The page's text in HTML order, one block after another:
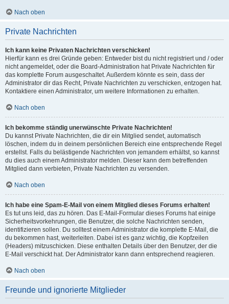
Nach oben
Private Nachrichten
Ich kann keine Privaten Nachrichten verschicken!
Hierfür kann es drei Gründe geben: Entweder bist du nicht registriert und / oder
nicht angemeldet, oder die Board-Administration hat Private Nachrichten für
das komplette Forum ausgeschaltet. Außerdem könnte es sein, dass der
Administrator dir das Recht, Private Nachrichten zu verschicken, entzogen hat.
Kontaktiere einen Administrator, um weitere Informationen zu erhalten.
Nach oben
Ich bekomme ständig unerwünschte Private Nachrichten!
Du kannst Private Nachrichten, die dir ein Mitglied sendet, automatisch
löschen, indem du in deinem persönlichen Bereich eine entsprechende Regel
erstellst. Falls du belästigende Nachrichten von jemandem erhältst, so kannst
du dies auch einem Administrator melden. Dieser kann dem betreffenden
Mitglied dann verbieten, Private Nachrichten zu versenden.
Nach oben
Ich habe eine Spam-E-Mail von einem Mitglied dieses Forums erhalten!
Es tut uns leid, das zu hören. Das E-Mail-Formular dieses Forums hat einige
Sicherheitsvorkehrungen, die Benutzer, die solche Nachrichten senden,
identifizieren sollen. Du solltest einem Administrator die komplette E-Mail, die
du bekommen hast, weiterleiten. Dabei ist es ganz wichtig, die Kopfzeilen
(Headers) mitzuschicken. Diese enthalten Details über den Benutzer, der die
E-Mail verschickt hat. Der Administrator kann dann entsprechend reagieren.
Nach oben
Freunde und ignorierte Mitglieder